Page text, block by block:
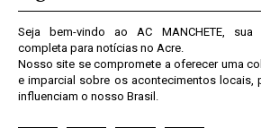
Seja bem-vindo ao AC MANCHETE,
completa para notícias no Acre.
Nosso site se compromete a oferecer uma
e imparcial sobre os acontecimentos locais,
influenciam o nosso Brasil.